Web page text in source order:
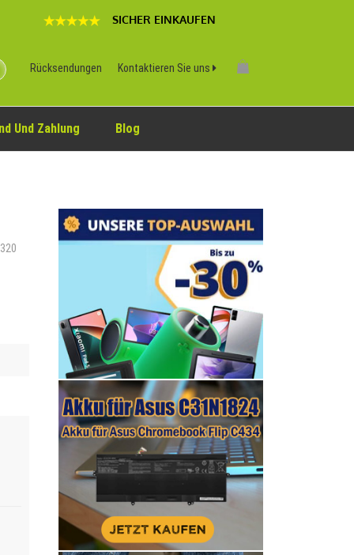
SICHER EINKAUFEN
Rücksendungen Kontaktieren Sie uns
Und Zahlung Blog